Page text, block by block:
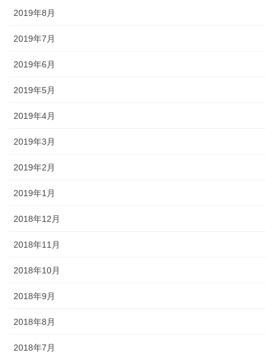
2019年8月
2019年7月
2019年6月
2019年5月
2019年4月
2019年3月
2019年2月
2019年1月
2018年12月
2018年11月
2018年10月
2018年9月
2018年8月
2018年7月